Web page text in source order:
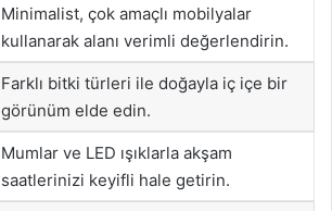
Minimalist, çok amaçlı mobilyalar
kullanarak alanı verimli değerlendirin.
Farklı bitki türleri ile doğayla iç içe bir
görünüm elde edin.
Mumlar ve LED ışıklarla akşam
saatlerinizi keyifli hale getirin.